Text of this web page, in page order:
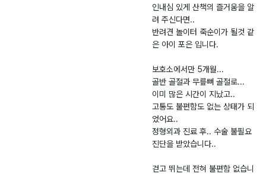
인내심 있게 산책의 즐거움을 알
려 주신다면..
반려견 놀이터 죽순이가 될것 같
은 아이 포은 입니다.
보호소에서만 5개월...
골반 골절과 무릎뼈 골절로...
이미 많은 시간이 지났고..
고통도 불편함도 없는 상태가 되
었어요..
정형외과 진료 후.. 수술 불필요
진단을 받았습니다..
걷고 뛰는데 전혀 불편함 없습니